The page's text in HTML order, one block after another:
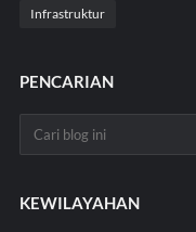
Infrastruktur
PENCARIAN
KEWILAYAHAN